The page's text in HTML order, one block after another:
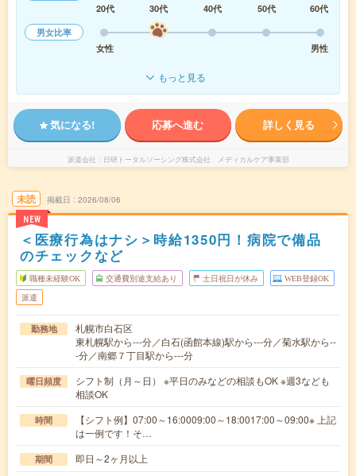
20代
30代 40代 50代
60代
男女比率
女性
男性
もっと見る
気になる! 応募へ進む 詳しく見る
派遣会社 日研トータルソーシング株式会社 メディカルケア事業部
未読
NEW
掲載日 2026/08/06
＜医療行為はナシ＞時給1350円！病院で備品
のチェックなど
職種未経験OK 交通費別途支給あり 土日祝日が休み WEB登録OK
派遣
勤務地
札幌市白石区
東札幌駅から---分／白石(函館本線)駅から---分／菊水駅から--
-分／南郷７丁目駅から---分
曜日頻度
シフト制（月～日） ※平日のみなどの相談もOK ※週3なども
相談OK
時間
【シフト例】07:00～16:0009:00～18:0017:00～09:00※ 上記
は一例です！そ…
期間 即日～2ヶ月以上